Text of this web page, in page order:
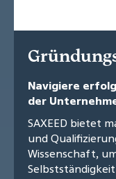
Navigiere
der
SAXEED bietet
und
Wissenschaft,